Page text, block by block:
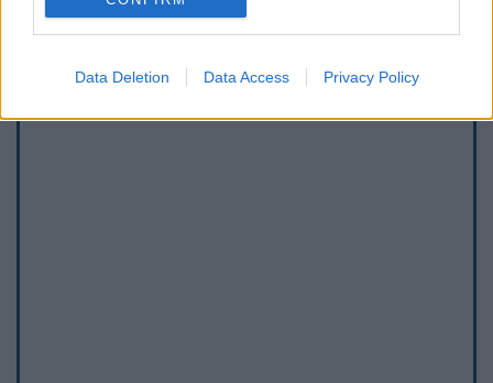
Data Deletion Data Access Privacy Policy
Afficher la carte